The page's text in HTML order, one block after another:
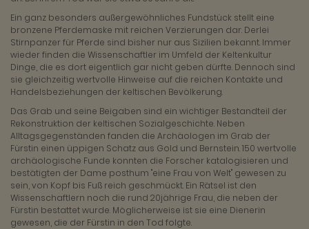
Ein ganz besonders außergewöhnliches Fundstück stellt eine
bronzene Pferdemaske mit reichen Verzierungen dar. Derlei
Stirnpanzer für Pferde sind bisher nur aus Sizilien bekannt. Immer
wieder finden die Wissenschaftler im Umfeld der Keltenkultur
Dinge, die es dort eigentlich gar nicht geben dürfte. Dennoch sind
sie gleichzeitig wertvolle Hinweise auf die reichen Kontakte und
Handelsbeziehungen der keltischen Bevölkerung.
Das Grab und seine Beigaben sind ein wichtiger Bestandteil der
Rekonstruktion der keltischen Sozialgeschichte. Neben
Alltagsgegenständen fanden die Archäologen im Grab der
Fürstin einen üppigen Schatz aus Gold und Bernstein. 150 wertvolle
archäologische Funde konnten die Forscher katalogisieren und
bestätigten der Dame posthum "eine Frau von Welt" gewesen zu
sein, von Kopf bis Fuß reich geschmückt. Ein Rätsel ist den
Wissenschaftlern noch die rund 20jährige Frau, die neben der
Fürstin bestattet wurde. Möglicherweise ist sie eine Dienerin
gewesen, die der Fürstin in den Tod folgte.